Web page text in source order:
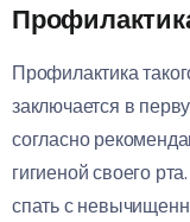
Профилактика
заключается в
согласно
гигиеной своего
спать с